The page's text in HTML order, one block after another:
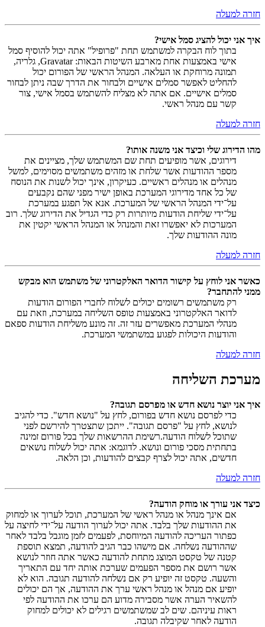
חזרה למעלה
איך אני יכול להציג סמל אישי?
בתוך לוח הבקרה למשתמש תחת "פרופיל" אתה יכול להוסיף סמל
אישי באמצעות אחת מארבע השיטות הבאות: Gravatar, גלריה,
תמונה מרוחקת או העלאה. המנהל הראשי של הפורום יכול
להחליט לאפשר סמלים אישיים ולבחור את הדרך שבה ניתן לבחור
סמלים אישיים. אם אתה לא מצליח להשתמש בסמל אישי, צור
קשר עם מנהל ראשי.
חזרה למעלה
מהו הדירוג שלי וכיצד אני משנה אותו?
דירוגים, אשר מופיעים תחת שם המשתמש שלך, מציינים את
מספר ההודעות אשר שלחת או מזהים משתמשים מסוימים, למשל
מנהלים או מנהלים ראשיים. כעיקרון, אינך יכול לשנות את הנוסח
של כל אחד מדירוגי המערכת באופן ישיר מפני שהם נקבעים
על־ידי המנהל הראשי של המערכת. אנא אל תפגע במערכת
על־ידי שליחת הודעות מיותרות רק כדי הגדיל את הדירוג שלך. רוב
המערכות לא יאפשרו זאת והמנהל או המנהל הראשי יקטין את
מונה ההודעות שלך.
חזרה למעלה
כאשר אני לוחץ על קישור הדואר האלקטרוני של משתמש הוא מבקש
ממני להתחבר?
רק משתמשים רשומים יכולים לשלוח לחברי הפורום הודעות
לדואר האלקטרוני באמצעות טופס השליחה במערכת, וזאת עם
מנהלי המערכת מאפשרים עזר זה. זה מונע משליחת הודעות ספאם
והודעות היכולות לפגוע במשתמשי המערכת.
חזרה למעלה
מערכת השליחה
איך אני יוצר נושא חדש או מפרסם תגובה?
כדי לפרסם נושא חדש בפורום, לחץ על "נושא חדש". כדי להגיב
לנושא, לחץ על "פרסם תגובה". ייתכן שתצטרך להירשם לפני
שתוכל לשלוח הודעה.רשימת ההרשאות שלך בכל פורום זמינה
בתחתית מסכי פורום ונושא. לדוגמא: אתה יכול לשלוח נושאים
חדשים, אתה יכול לצרף קבצים להודעות, וכן הלאה.
חזרה למעלה
כיצד אני עורך או מוחק הודעה?
אם אינך מנהל או מנהל ראשי של המערכת, תוכל לערוך או למחוק
את ההודעות שלך בלבד. אתה יכול לערוך הודעה על־ידי לחיצה על
כפתור העריכה להודעה המיוחסת, לפעמים לזמן מוגבל בלבד לאחר
שההודעה נשלחה. אם מישהו כבר הגיב להודעה, תמצא תוספת
קטנה של טקסט המוצג מתחת להודעה כאשר אתה חוזר לנושא
אשר רושם את מספר הפעמים שערכת אותה יחד עם התאריך
והשעה. טקסט זה יופיע רק אם נשלחה להודעה תגובה. הוא לא
יופיע אם מנהל או מנהל ראשי ערך את ההודעה, אך הם יכולים
להשאיר הערה אשר מסבירה מדוע הם ערכו את ההודעה לפי
ראות עיניהם. שים לב שמשתמשים רגילים לא יכולים למחוק
הודעה לאחר שקיבלה תגובה.